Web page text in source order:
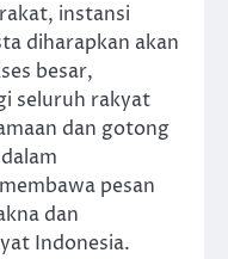
instansi
diharapkan akan
besar,
seluruh rakyat
dan gotong
pesan
dan
Indonesia.